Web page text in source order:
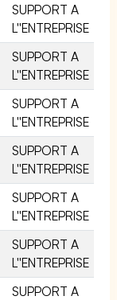
SUPPORT A
L''ENTREPRISE
SUPPORT A
L''ENTREPRISE
SUPPORT A
L''ENTREPRISE
SUPPORT A
L''ENTREPRISE
SUPPORT A
L''ENTREPRISE
SUPPORT A
L''ENTREPRISE
SUPPORT A